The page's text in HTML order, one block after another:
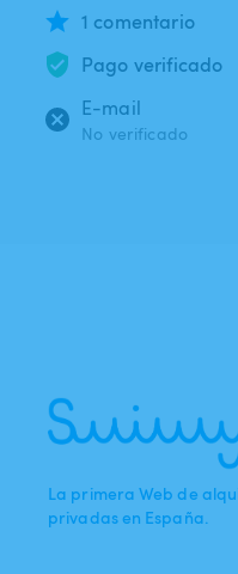
1 comentario
Pago verificado
E-mail
No verificado
La primera Web de
privadas en España.